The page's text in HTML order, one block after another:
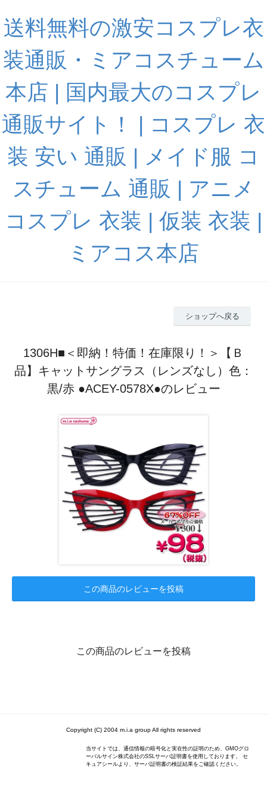
送料無料の激安コスプレ衣
装通販・ミアコスチューム
本店 | 国内最大のコスプレ
通販サイト！ | コスプレ 衣
装 安い 通販 | メイド服 コ
スチューム 通販 | アニメ
コスプレ 衣装 | 仮装 衣装 |
ミアコス本店
ショップへ戻る
1306H■＜即納！特価！在庫限り！＞【Ｂ
品】キャットサングラス（レンズなし）色：
黒/赤 ●ACEY-0578X●のレビュー
この商品のレビューを投稿
この商品のレビューを投稿
Copyright (C) 2004 m.i.a group All rights reserved
当サイトでは、通信情報の暗号化と実在性の証明のため、GMOグロ
ーバルサイン株式会社のSSLサーバ証明書を使用しております。 セ
キュアシールより、サーバ証明書の検証結果をご確認ください。